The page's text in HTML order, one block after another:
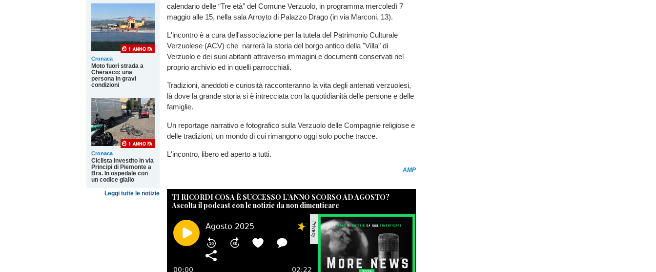
Cronaca
Moto fuori strada a
Cherasco: una
persona in gravi
condizioni
Cronaca
Ciclista investito in via
Principi di Piemonte a
Bra. In ospedale con
un codice giallo
Leggi tutte le notizie
calendario delle “Tre età” del Comune Verzuolo, in programma mercoledì 7
maggio alle 15, nella sala Arroyto di Palazzo Drago (in via Marconi, 13).
L'incontro è a cura dell'associazione per la tutela del Patrimonio Culturale
Verzuolese (ACV) che narrerà la storia del borgo antico della "Villa" di
Verzuolo e dei suoi abitanti attraverso immagini e documenti conservati nel
proprio archivio ed in quelli parrocchiali.
Tradizioni, aneddoti e curiosità racconteranno la vita degli antenati verzuolesi,
là dove la grande storia si è intrecciata con la quotidianità delle persone e delle
famiglie.
Un reportage narrativo e fotografico sulla Verzuolo delle Compagnie religiose e
delle tradizioni, un mondo di cui rimangono oggi solo poche tracce.
L'incontro, libero ed aperto a tutti.
AMP
TI RICORDI COSA È SUCCESSO L’ANNO SCORSO AD AGOSTO?
Ascolta il podcast con le notizie da non dimenticare